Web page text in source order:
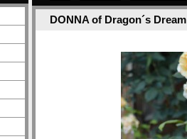
DONNA of Dragon´s Dream